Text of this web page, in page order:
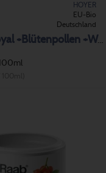
HOYER
EU-Bio
Deutschland
BIO Gelée Royal +Blütenpollen +Weizenkeime